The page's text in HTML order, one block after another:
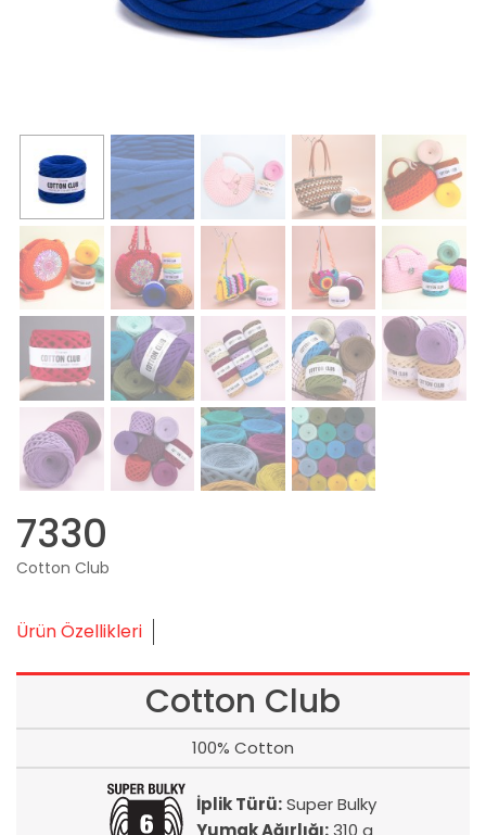
7330
Cotton Club
Ürün Özellikleri
Cotton Club
100% Cotton
İplik Türü:Super Bulky
Yumak Ağırlığı:310 g